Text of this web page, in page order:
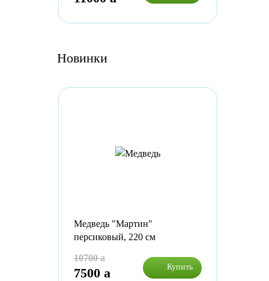
Новинки
Медведь "Мартин"
персиковый, 220 см
10700a
7500 a Купить